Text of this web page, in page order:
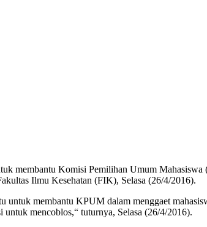
membantu Komisi Pemilihan Umum
Ilmu Kesehatan (FIK), Selasa (26/4/2016).
membantu KPUM dalam menggaet
mencoblos,“ tuturnya, Selasa (26/4/2016).